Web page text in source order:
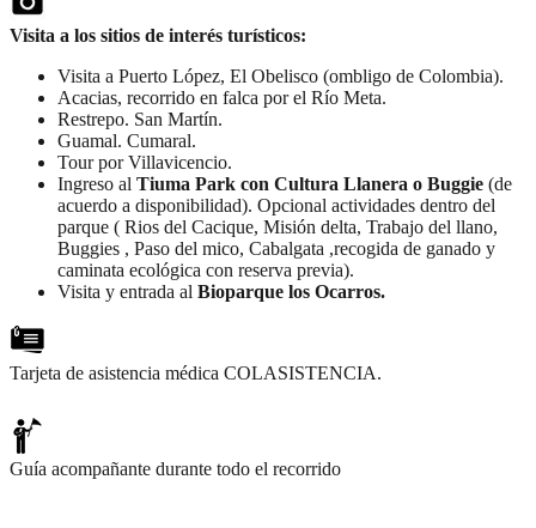
Visita a los sitios de interés turísticos:
Visita a Puerto López, El Obelisco (ombligo de Colombia).
Acacias, recorrido en falca por el Río Meta.
Restrepo. San Martín.
Guamal. Cumaral.
Tour por Villavicencio.
Ingreso al Tiuma Park con Cultura Llanera o Buggie (de
acuerdo a disponibilidad). Opcional actividades dentro del
parque ( Rios del Cacique, Misión delta, Trabajo del llano,
Buggies , Paso del mico, Cabalgata ,recogida de ganado y
caminata ecológica con reserva previa).
Visita y entrada al Bioparque los Ocarros.
Tarjeta de asistencia médica COLASISTENCIA.
Guía acompañante durante todo el recorrido